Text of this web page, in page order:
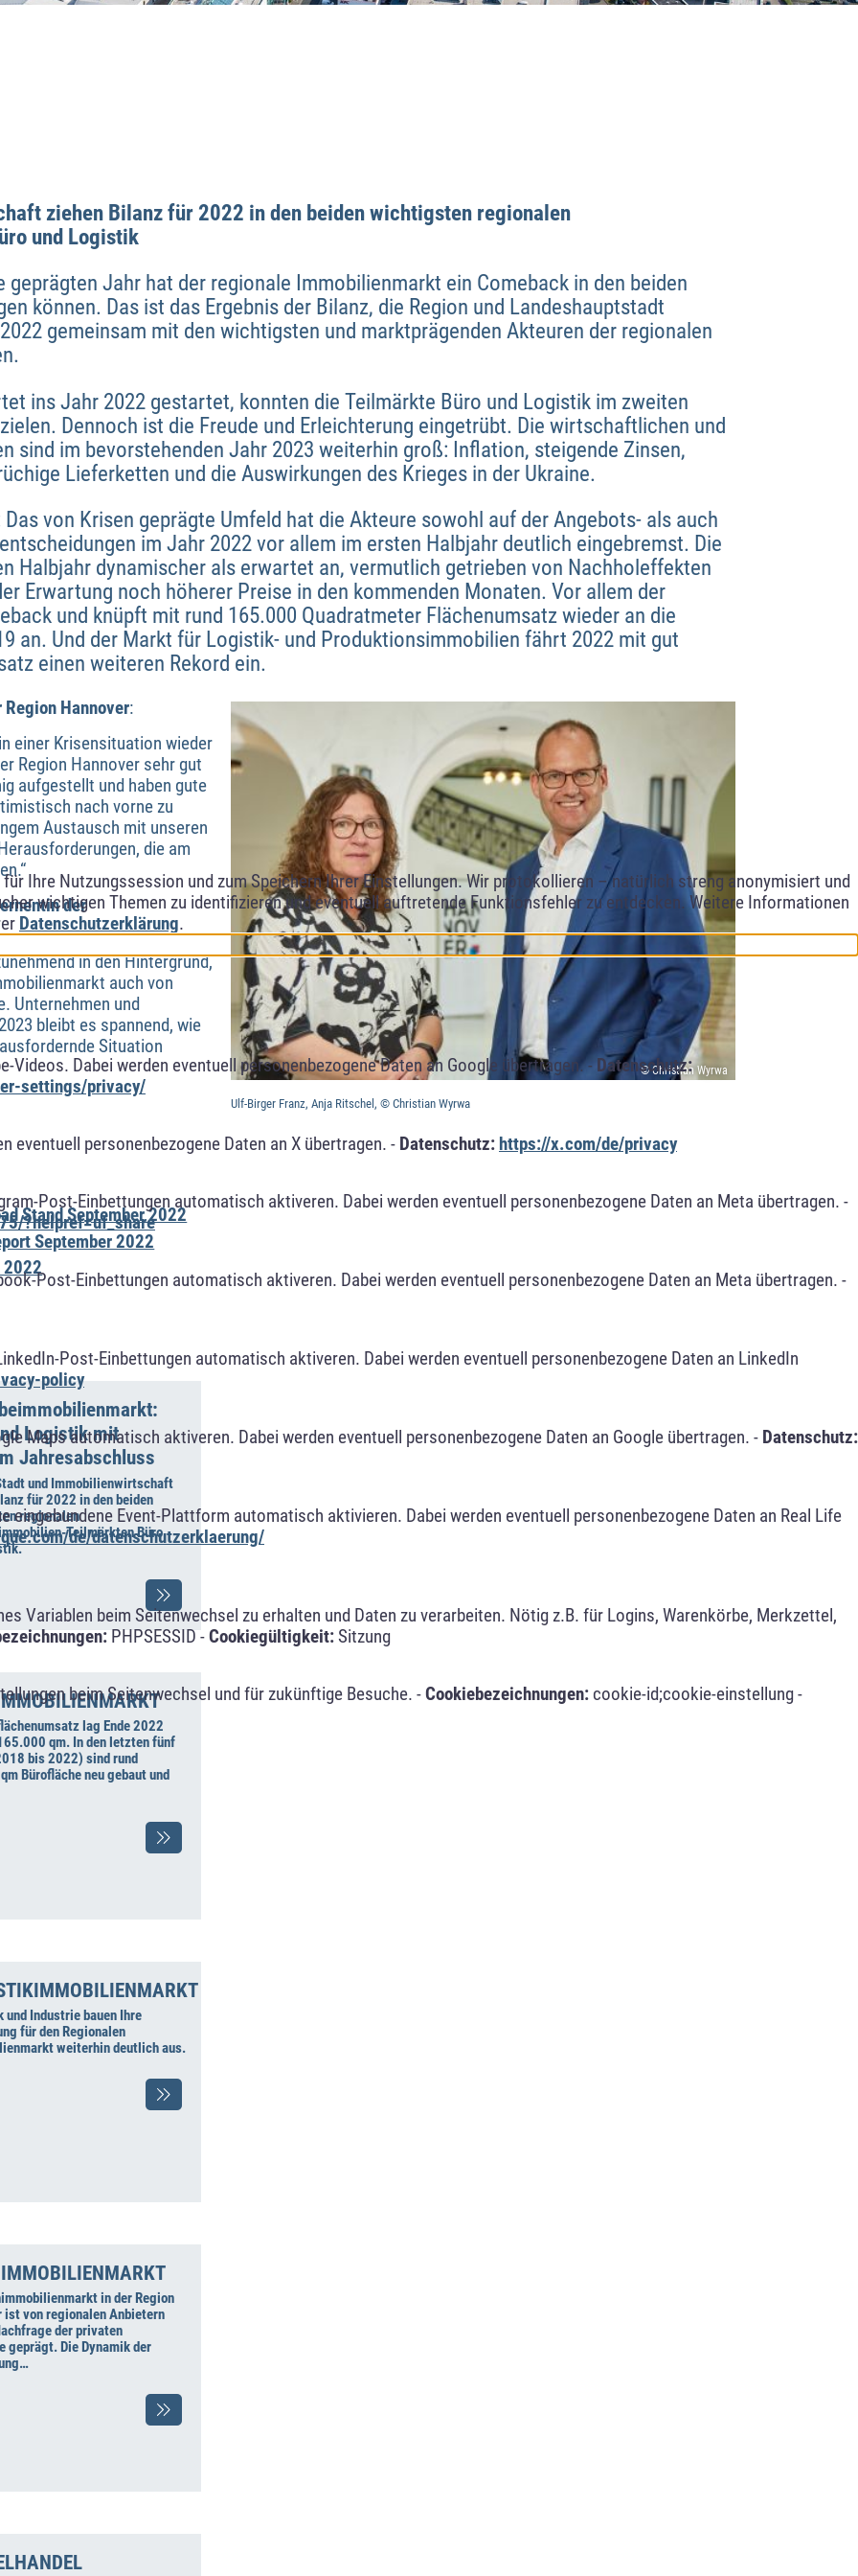
Ihre Nutzungssession und zum Speichern Ihrer Einstellungen. Wir protokollieren – natürlich streng anonymisiert und
wichtigen Themen zu identifizieren und eventuell auftretende Funktionsfehler zu entdecken. Weitere Informationen
Datenschutzerklärung.
Videos. Dabei werden eventuell personenbezogene Daten an Google übertragen. - Datenschutz:
settings/privacy/
eventuell personenbezogene Daten an X übertragen. - Datenschutz: https://x.com/de/privacy
Post-Einbettungen automatisch aktiveren. Dabei werden eventuell personenbezogene Daten an Meta übertragen. -
?helpref=uf_share
Post-Einbettungen automatisch aktiveren. Dabei werden eventuell personenbezogene Daten an Meta übertragen. -
Post-Einbettungen automatisch aktiveren. Dabei werden eventuell personenbezogene Daten an LinkedIn
policy
Maps automatisch aktiveren. Dabei werden eventuell personenbezogene Daten an Google übertragen. - Datenschutz:
eingebundene Event-Plattform automatisch aktivieren. Dabei werden eventuell personenbezogene Daten an Real Life
de/datenschutzerklaerung/
Variablen beim Seitenwechsel zu erhalten und Daten zu verarbeiten. Nötig z.B. für Logins, Warenkörbe, Merkzettel,
PHPSESSID -Cookiegültigkeit:Sitzung
beim Seitenwechsel und für zukünftige Besuche. -Cookiebezeichnungen: cookie-id;cookie-einstellung -
ziehen Bilanz für 2022 in den beiden wichtigsten regionalen
und Logistik
Jahr hat der regionale Immobilienmarkt ein Comeback in den beiden
können. Das ist das Ergebnis der Bilanz, die Region und Landeshauptstadt
gemeinsam mit den wichtigsten und marktprägenden Akteuren der regionalen
ins Jahr 2022 gestartet, konnten die Teilmärkte Büro und Logistik im zweiten
Dennoch ist die Freude und Erleichterung eingetrübt. Die wirtschaftlichen und
sind im bevorstehenden Jahr 2023 weiterhin groß: Inflation, steigende Zinsen,
Lieferketten und die Auswirkungen des Krieges in der Ukraine.
von Krisen geprägte Umfeld hat die Akteure sowohl auf der Angebots- als auch
im Jahr 2022 vor allem im ersten Halbjahr deutlich eingebremst. Die
Halbjahr dynamischer als erwartet an, vermutlich getrieben von Nachholeffekten
Erwartung noch höherer Preise in den kommenden Monaten. Vor allem der
und knüpft mit rund 165.000 Quadratmeter Flächenumsatz wieder an die
an. Und der Markt für Logistik- und Produktionsimmobilien fährt 2022 mit gut
einen weiteren Rekord ein.
© Christian Wyrwa
Ulf-Birger Franz, Anja Ritschel, © Christian Wyrwa
Hannover:
einer Krisensituation wieder
Region Hannover sehr gut
aufgestellt und haben gute
nach vorne zu
Austausch mit unseren
die am
der
in den Hintergrund,
auch von
Unternehmen und
bleibt es spannend, wie
Situation
Stand September 2022
September 2022
2022
Logistik mit
Jahresabschluss
und Immobilienwirtschaft
für 2022 in den beiden
regionalen
Teilmärkten Büro
lag Ende 2022
qm. In den letzten fünf
bis 2022) sind rund
Bürofläche neu gebaut und
Industrie bauen Ihre
für den Regionalen
weiterhin deutlich aus.
in der Region
ist von regionalen Anbietern
der privaten
geprägt. Die Dynamik der